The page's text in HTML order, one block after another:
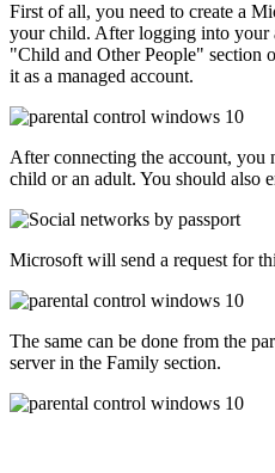
First of all, you need to create a
your child. After logging into your
"Child and Other People" section
it as a managed account.
After connecting the account,
child or an adult. You should also
Microsoft will send a request for
The same can be done from the
server in the Family section.